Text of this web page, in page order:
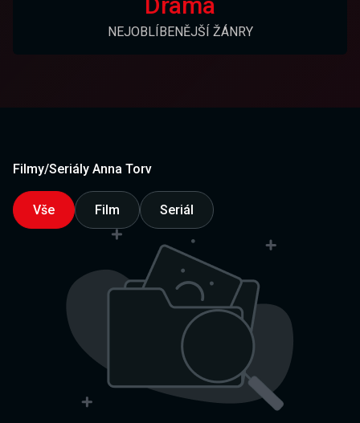
NEJOBLÍBENĚJŠÍ ŽÁNRY
Filmy/Seriály Anna Torv
Vše Film Seriál